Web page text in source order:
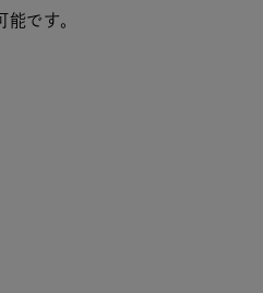
です。